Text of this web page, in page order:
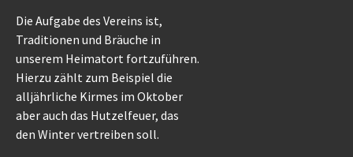
Die Aufgabe des Vereins ist,
Traditionen und Bräuche in
unserem Heimatort fortzuführen.
Hierzu zählt zum Beispiel die
alljährliche Kirmes im Oktober
aber auch das Hutzelfeuer, das
den Winter vertreiben soll.